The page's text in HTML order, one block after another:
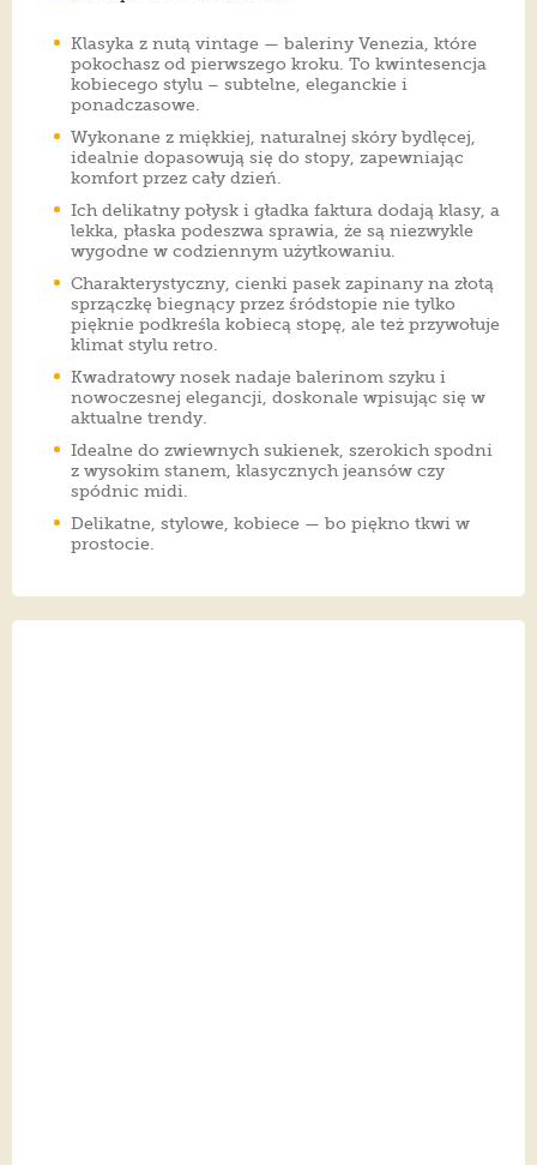
Klasyka z nutą vintage — baleriny Venezia, które
pokochasz od pierwszego kroku. To kwintesencja
kobiecego stylu – subtelne, eleganckie i
ponadczasowe.
Wykonane z miękkiej, naturalnej skóry bydlęcej,
idealnie dopasowują się do stopy, zapewniając
komfort przez cały dzień.
Ich delikatny połysk i gładka faktura dodają klasy, a
lekka, płaska podeszwa sprawia, że są niezwykle
wygodne w codziennym użytkowaniu.
Charakterystyczny, cienki pasek zapinany na złotą
sprzączkę biegnący przez śródstopie nie tylko
pięknie podkreśla kobiecą stopę, ale też przywołuje
klimat stylu retro.
Kwadratowy nosek nadaje balerinom szyku i
nowoczesnej elegancji, doskonale wpisując się w
aktualne trendy.
Idealne do zwiewnych sukienek, szerokich spodni
z wysokim stanem, klasycznych jeansów czy
spódnic midi.
Delikatne, stylowe, kobiece — bo piękno tkwi w
prostocie.